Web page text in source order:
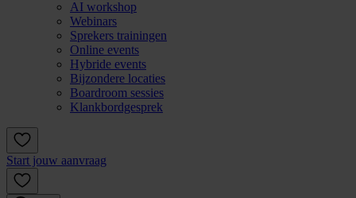
AI workshop
Webinars
Sprekers trainingen
Online events
Hybride events
Bijzondere locaties
Boardroom sessies
Klankbordgesprek
Start jouw aanvraag